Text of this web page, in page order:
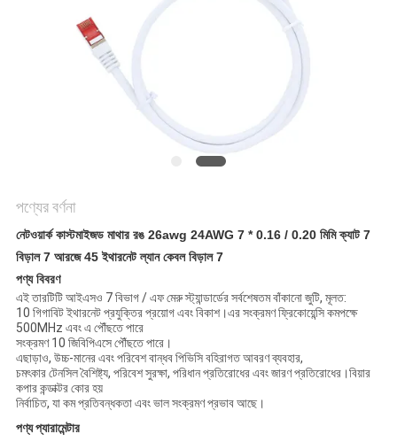
গোপনীয়তা
পণ্যের বর্ণনা
নেটওয়ার্ক কাস্টমাইজড মাথার রঙ 26awg 24AWG 7 * 0.16 / 0.20 মিমি ক্যাট 7
বিড়াল 7 আরজে 45 ইথারনেট ল্যান কেবল বিড়াল 7
পণ্য বিবরণ
এই তারটিটি আইএসও 7 বিভাগ / এফ মেরু স্ট্যান্ডার্ডের সর্বশেষতম বাঁকানো জুটি, মূলত:
10 গিগাবিট ইথারনেট প্রযুক্তির প্রয়োগ এবং বিকাশ।এর সংক্রমণ ফ্রিকোয়েন্সি কমপক্ষে
500MHz এবং এ পৌঁছতে পারে
সংক্রমণ 10 জিবিপিএসে পৌঁছতে পারে।
এছাড়াও, উচ্চ-মানের এবং পরিবেশ বান্ধব পিভিসি বহিরাগত আবরণ ব্যবহার,
চমৎকার টেনসিল বৈশিষ্ট্য, পরিবেশ সুরক্ষা, পরিধান প্রতিরোধের এবং জারণ প্রতিরোধের।বিয়ার
কপার কন্ডাক্টর কোর হয়
নির্বাচিত, যা কম প্রতিবন্ধকতা এবং ভাল সংক্রমণ প্রভাব আছে।
পণ্য প্যারামেন্টার